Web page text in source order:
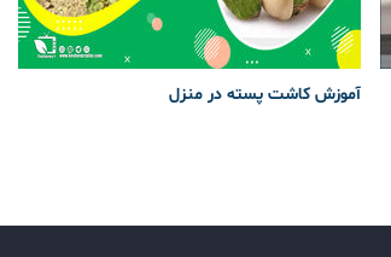
آموزش کاشت پسته در منزل